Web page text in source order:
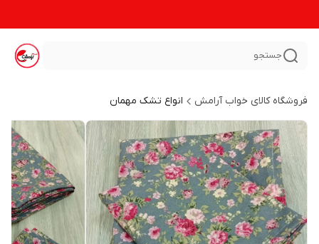
جستجو
فروشگاه کالای خواب آرامش انواع تشک مهمان